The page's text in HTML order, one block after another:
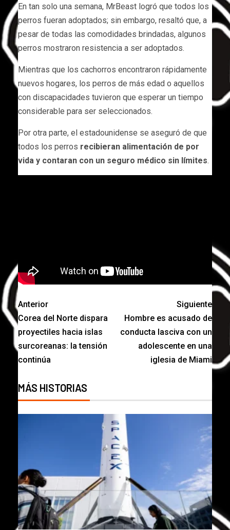
En tan solo una semana, MrBeast logró que todos los
perros fueran adoptados; sin embargo, resaltó que, a
pesar de todas las comodidades brindadas, algunos
perros mostraron resistencia a ser adoptados.
Mientras que los cachorros encontraron rápidamente
nuevos hogares, los perros de más edad o aquellos
con discapacidades tuvieron que esperar un tiempo
considerable para ser seleccionados.
Por otra parte, el estadounidense se aseguró de que
todos los perros recibieran alimentación de por
vida y contaran con un seguro médico sin límites.
Anterior
Corea del Norte dispara
proyectiles hacia islas
surcoreanas: la tensión
continúa
Siguiente
Hombre es acusado de
conducta lasciva con un
adolescente en una
iglesia de Miami
MÁS HISTORIAS